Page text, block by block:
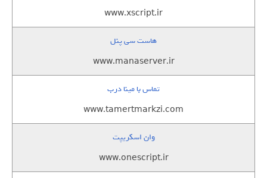
www.xscript.ir
هاست سی پنل
www.manaserver.ir
تماس با مینا درب
www.tamertmarkzi.com
وان اسکریپت
www.onescript.ir